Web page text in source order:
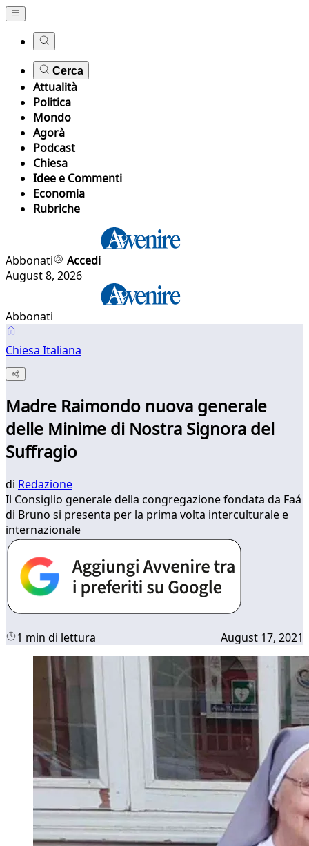
Cerca
Attualità
Politica
Mondo
Agorà
Podcast
Chiesa
Idee e Commenti
Economia
Rubriche
Abbonati
Accedi
August 8, 2026
Abbonati
Chiesa Italiana
Madre Raimondo nuova generale
delle Minime di Nostra Signora del
Suffragio
di Redazione
Il Consiglio generale della congregazione fondata da Faá
di Bruno si presenta per la prima volta interculturale e
internazionale
1 min di lettura August 17, 2021